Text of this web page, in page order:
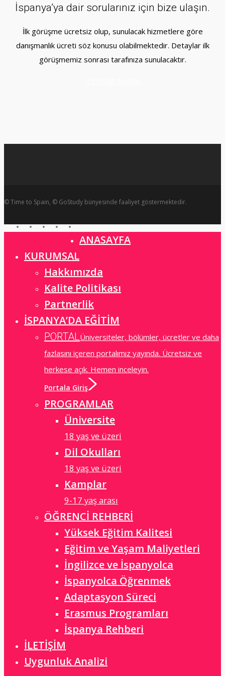
İspanya’ya dair sorularınız için bize ulaşın.
İlk görüşme ücretsiz olup, sunulacak hizmetlere göre
danışmanlık ücreti söz konusu olabilmektedir. Detaylar ilk
görüşmemiz sonrası tarafınıza sunulacaktır.
© Time to Spain, © GoStudy bünyesinde faaliyet göstermektedir.
linkedininstagram
whatsapp
phoneemail
Close
ANASAYFA
KURUMSAL
Hakkımızda
Kalite Politikası
Partnerlik
İSPANYA’DA EĞİTİM
PORTALÜniversiteler, bölümler, ücretler ve daha
fazlasını içeren portalımız yayında. Ücretsiz ve
herkese açık. Hemen inceleyin.
Portala Giriş
PROGRAMLAR
Üniversite
18 yaş ve üzeri
Dil Okulları
18 yaş ve üzeri
Kamplar
9-17 yaş arası
ÖĞRENCİ REHBERİ
Yüksek Eğitim Kalitesi
Eğitim ve Yaşam Maliyetleri
İngilizce ve İspanyolca
İspanyolca Öğrenmek
Adaptasyon Süreci
Erasmus Programları
İspanya Rehberi
İLETİŞİM
Uygunluk Analizi